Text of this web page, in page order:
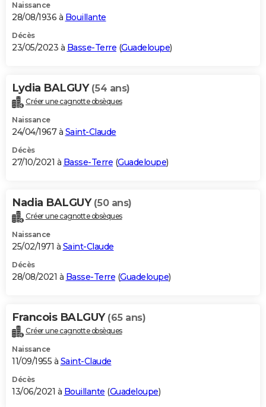
Naissance
28/08/1936 à Bouillante
Décès
23/05/2023 à Basse-Terre (Guadeloupe)
Lydia BALGUY (54 ans)
Créer une cagnotte obsèques
Naissance
24/04/1967 à Saint-Claude
Décès
27/10/2021 à Basse-Terre (Guadeloupe)
Nadia BALGUY (50 ans)
Créer une cagnotte obsèques
Naissance
25/02/1971 à Saint-Claude
Décès
28/08/2021 à Basse-Terre (Guadeloupe)
Francois BALGUY (65 ans)
Créer une cagnotte obsèques
Naissance
11/09/1955 à Saint-Claude
Décès
13/06/2021 à Bouillante (Guadeloupe)